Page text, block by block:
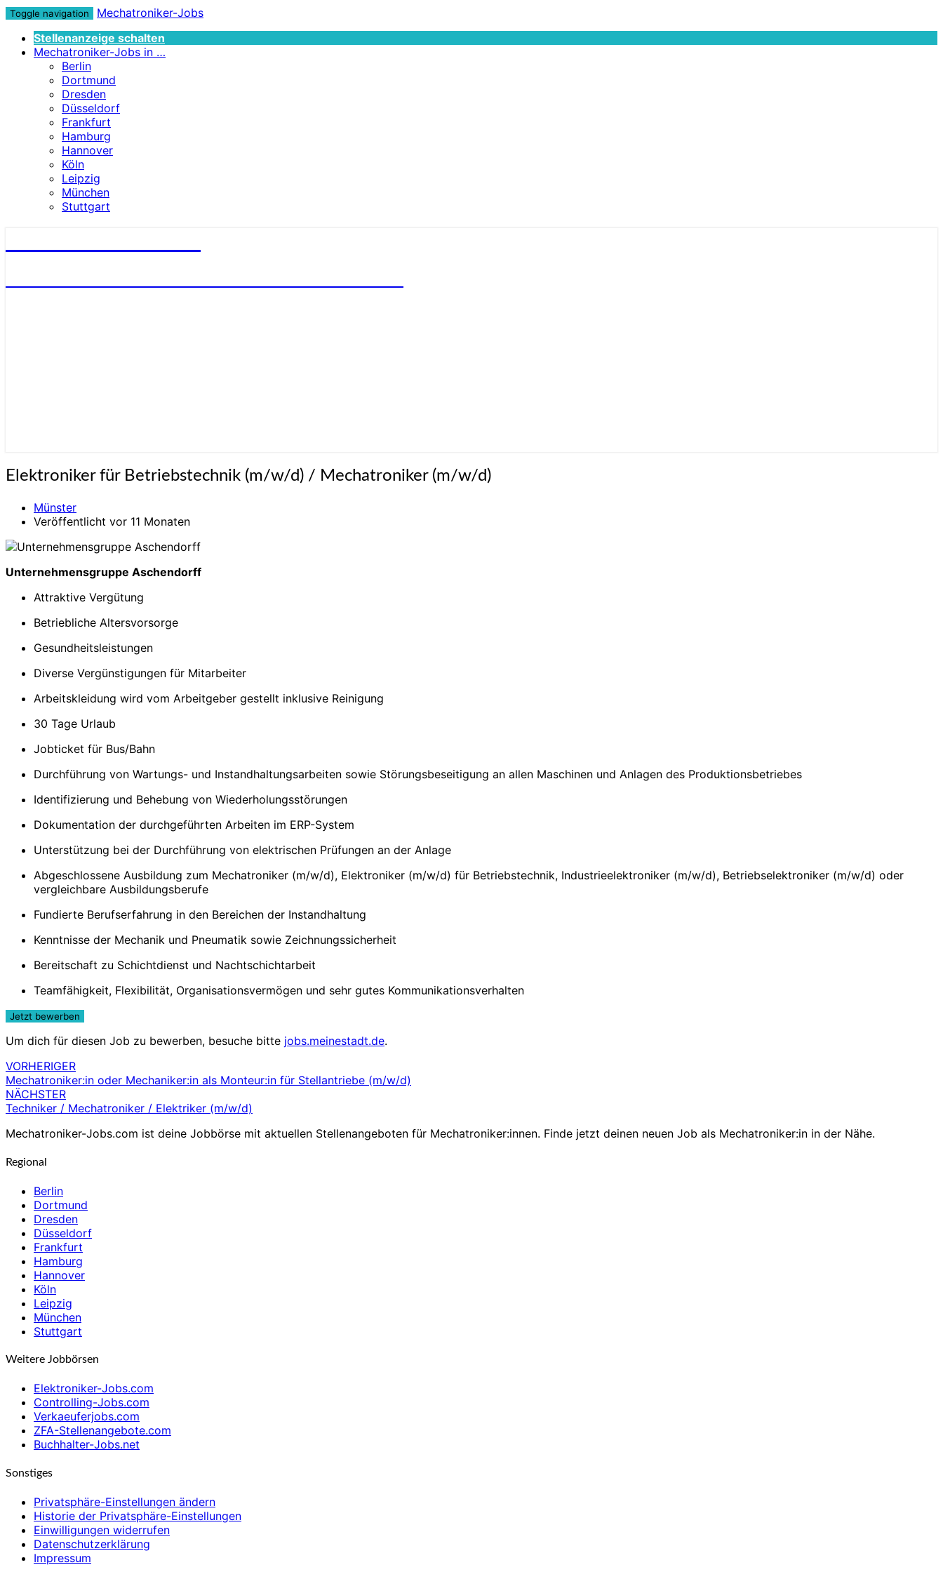
Toggle navigation
Mechatroniker-Jobs
Stellenanzeige schalten
Mechatroniker-Jobs in …
Berlin
Dortmund
Dresden
Düsseldorf
Frankfurt
Hamburg
Hannover
Köln
Leipzig
München
Stuttgart
Elektroniker
Betriebstechnik
(m/w/d)
Mechatroniker
Elektroniker für Betriebstechnik (m/w/d) / Mechatroniker (m/w/d)
Münster
Veröffentlicht vor 11 Monaten
Unternehmensgruppe Aschendorff
Attraktive Vergütung
Betriebliche Altersvorsorge
Gesundheitsleistungen
Diverse Vergünstigungen für Mitarbeiter
Arbeitskleidung wird vom Arbeitgeber gestellt inklusive Reinigung
30 Tage Urlaub
Jobticket für Bus/Bahn
Durchführung von Wartungs- und Instandhaltungsarbeiten sowie Störungsbeseitigung an allen Maschinen und Anlagen des Produktionsbetriebes
Identifizierung und Behebung von Wiederholungsstörungen
Dokumentation der durchgeführten Arbeiten im ERP-System
Unterstützung bei der Durchführung von elektrischen Prüfungen an der Anlage
Abgeschlossene Ausbildung zum Mechatroniker (m/w/d), Elektroniker (m/w/d) für Betriebstechnik, Industrieelektroniker (m/w/d), Betriebselektroniker (m/w/d) oder
vergleichbare Ausbildungsberufe
Fundierte Berufserfahrung in den Bereichen der Instandhaltung
Kenntnisse der Mechanik und Pneumatik sowie Zeichnungssicherheit
Bereitschaft zu Schichtdienst und Nachtschichtarbeit
Teamfähigkeit, Flexibilität, Organisationsvermögen und sehr gutes Kommunikationsverhalten
Um dich für diesen Job zu bewerben, besuche bitte jobs.meinestadt.de.
Beitragsnavigation
VORHERIGER
Mechatroniker:in oder Mechaniker:in als Monteur:in für Stellantriebe (m/w/d)
NÄCHSTER
Techniker / Mechatroniker / Elektriker (m/w/d)
Mechatroniker-Jobs.com ist deine Jobbörse mit aktuellen Stellenangeboten für Mechatroniker:innen. Finde jetzt deinen neuen Job als Mechatroniker:in in der Nähe.
Regional
Berlin
Dortmund
Dresden
Düsseldorf
Frankfurt
Hamburg
Hannover
Köln
Leipzig
München
Stuttgart
Weitere Jobbörsen
Elektroniker-Jobs.com
Controlling-Jobs.com
Verkaeuferjobs.com
ZFA-Stellenangebote.com
Buchhalter-Jobs.net
Sonstiges
Privatsphäre-Einstellungen ändern
Historie der Privatsphäre-Einstellungen
Einwilligungen widerrufen
Datenschutzerklärung
Impressum